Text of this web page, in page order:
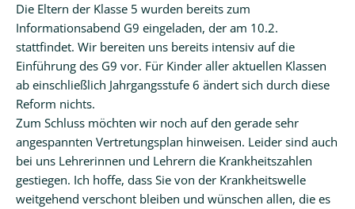
Die Eltern der Klasse 5 wurden bereits zum
Informationsabend G9 eingeladen, der am 10.2.
stattfindet. Wir bereiten uns bereits intensiv auf die
Einführung des G9 vor. Für Kinder aller aktuellen Klassen
ab einschließlich Jahrgangsstufe 6 ändert sich durch diese
Reform nichts.
Zum Schluss möchten wir noch auf den gerade sehr
angespannten Vertretungsplan hinweisen. Leider sind auch
bei uns Lehrerinnen und Lehrern die Krankheitszahlen
gestiegen. Ich hoffe, dass Sie von der Krankheitswelle
weitgehend verschont bleiben und wünschen allen, die es